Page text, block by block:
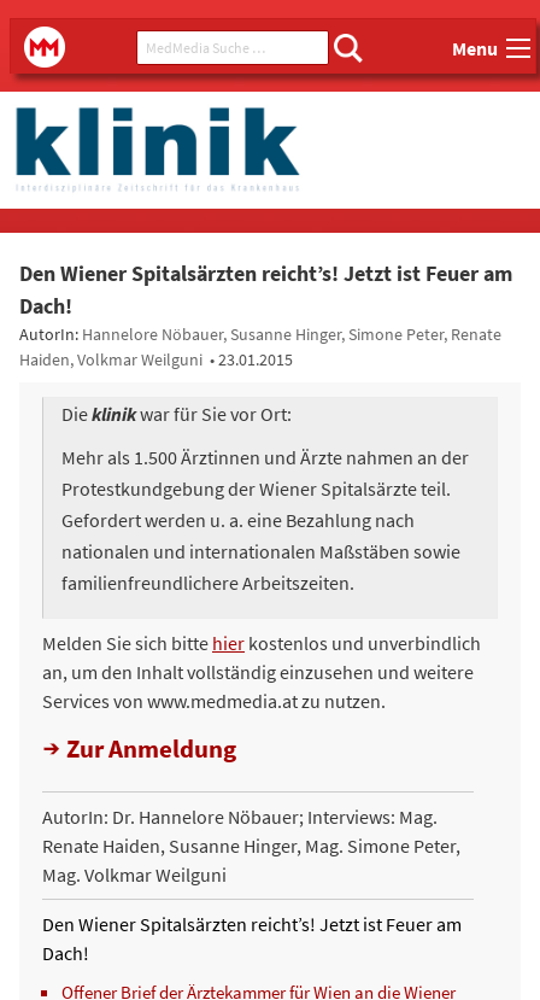
Main menu
MedMedia MedMedia Suche ... Menu
Den Wiener Spitalsärzten reicht’s! Jetzt ist Feuer am
Dach!
AutorIn: Hannelore Nöbauer, Susanne Hinger, Simone Peter, Renate
Haiden, Volkmar Weilguni •23.01.2015
Dieklinikwar für Sie vor Ort:
Mehr als 1.500 Ärztinnen und Ärzte nahmen an der
Protestkundgebung der Wiener Spitalsärzte teil.
Gefordert werden u. a. eine Bezahlung nach
nationalen und i­nternationalen Maßstäben sowie
familienfreundlichere Arbeitszeiten.
Melden Sie sich bitte hier kostenlos und unverbindlich
an, um den Inhalt vollständig einzusehen und weitere
Services von www.medmedia.at zu nutzen.
Zur Anmeldung
AutorIn: Dr. Hannelore Nöbauer; Interviews: Mag.
Renate Haiden, Susanne Hinger, Mag. Simone Peter,
Mag. Volkmar Weilguni
Den Wiener Spitalsärzten reicht’s! Jetzt ist Feuer am
Dach!
Offener Brief der Ärztekammer für Wien an die Wiener